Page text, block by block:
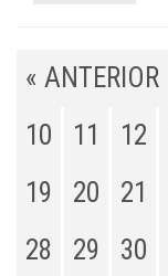
« ANTERIOR
10
11 12
19
20 21
28
29 30